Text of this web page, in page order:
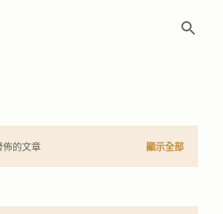
佈的文章 顯示全部